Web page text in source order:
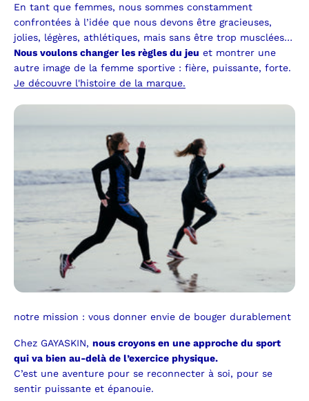
En tant que femmes, nous sommes constamment
confrontées à l’idée que nous devons être gracieuses,
jolies, légères, athlétiques, mais sans être trop musclées…
Nous voulons changer les règles du jeu et montrer une
autre image de la femme sportive : fière, puissante, forte.
Je découvre l'histoire de la marque.
notre mission : vous donner envie de bouger durablement
Chez GAYASKIN, nous croyons en une approche du sport
qui va bien au-delà de l’exercice physique.
C’est une aventure pour se reconnecter à soi, pour se
sentir puissante et épanouie.